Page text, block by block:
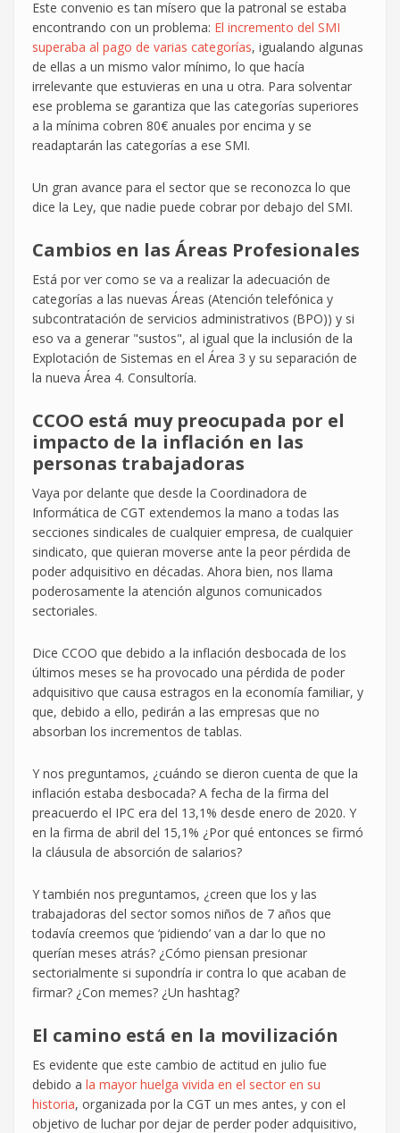
Este convenio es tan mísero que la patronal se estaba
encontrando con un problema: El incremento del SMI
superaba al pago de varias categorías, igualando algunas
de ellas a un mismo valor mínimo, lo que hacía
irrelevante que estuvieras en una u otra. Para solventar
ese problema se garantiza que las categorías superiores
a la mínima cobren 80€ anuales por encima y se
readaptarán las categorías a ese SMI.
Un gran avance para el sector que se reconozca lo que
dice la Ley, que nadie puede cobrar por debajo del SMI.
Cambios en las Áreas Profesionales
Está por ver como se va a realizar la adecuación de
categorías a las nuevas Áreas (Atención telefónica y
subcontratación de servicios administrativos (BPO)) y si
eso va a generar "sustos", al igual que la inclusión de la
Explotación de Sistemas en el Área 3 y su separación de
la nueva Área 4. Consultoría.
CCOO está muy preocupada por el
impacto de la inflación en las
personas trabajadoras
Vaya por delante que desde la Coordinadora de
Informática de CGT extendemos la mano a todas las
secciones sindicales de cualquier empresa, de cualquier
sindicato, que quieran moverse ante la peor pérdida de
poder adquisitivo en décadas. Ahora bien, nos llama
poderosamente la atención algunos comunicados
sectoriales.
Dice CCOO que debido a la inflación desbocada de los
últimos meses se ha provocado una pérdida de poder
adquisitivo que causa estragos en la economía familiar, y
que, debido a ello, pedirán a las empresas que no
absorban los incrementos de tablas.
Y nos preguntamos, ¿cuándo se dieron cuenta de que la
inflación estaba desbocada? A fecha de la firma del
preacuerdo el IPC era del 13,1% desde enero de 2020. Y
en la firma de abril del 15,1% ¿Por qué entonces se firmó
la cláusula de absorción de salarios?
Y también nos preguntamos, ¿creen que los y las
trabajadoras del sector somos niños de 7 años que
todavía creemos que ‘pidiendo’ van a dar lo que no
querían meses atrás? ¿Cómo piensan presionar
sectorialmente si supondría ir contra lo que acaban de
firmar? ¿Con memes? ¿Un hashtag?
El camino está en la movilización
Es evidente que este cambio de actitud en julio fue
debido a la mayor huelga vivida en el sector en su
historia, organizada por la CGT un mes antes, y con el
objetivo de luchar por dejar de perder poder adquisitivo,